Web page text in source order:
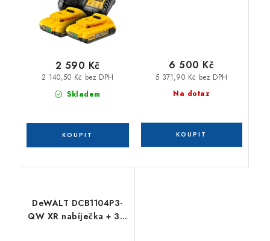
Skladem
2 140,50 Kč bez DPH
2 590 Kč
Na dotaz
5 371,90 Kč bez DPH
6 500 Kč
DeWALT DCB1104P3-
QW XR nabíječka + 3 x